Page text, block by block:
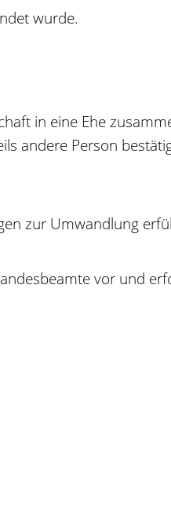
wurde.
in eine Ehe
andere Person
zur Umwandlung
vor und